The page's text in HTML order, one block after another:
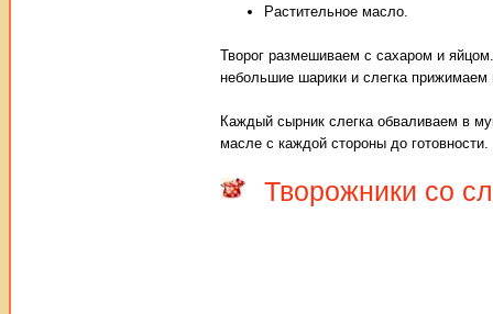
Растительное масло.
Творог размешиваем с сахаром и
небольшие шарики и слегка
Каждый сырник слегка обваливаем в
масле с каждой стороны до
Творожники со